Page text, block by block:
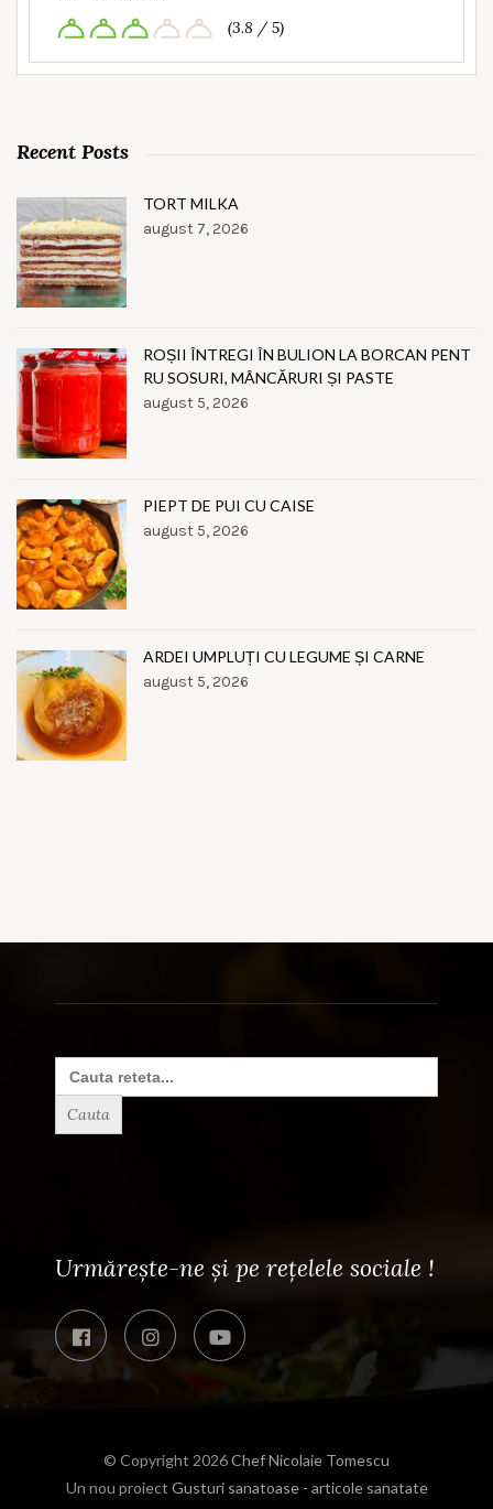
(3.8 / 5)
Recent Posts
TORT MILKA
august 7, 2026
ROȘII ÎNTREGI ÎN BULION LA BORCAN PENT
RU SOSURI, MÂNCĂRURI ȘI PASTE
august 5, 2026
PIEPT DE PUI CU CAISE
august 5, 2026
ARDEI UMPLUȚI CU LEGUME ȘI CARNE
august 5, 2026
Search
for:
Urmărește-ne și pe rețelele sociale !
© Copyright 2026Chef Nicolaie Tomescu
Un nou proiect Gusturi sanatoase - articole sanatate